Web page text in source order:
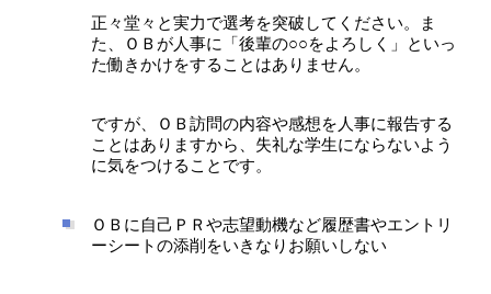
正々堂々と実力で選考を突破してください。ま
た、ＯＢが人事に「後輩の○○をよろしく」といっ
た働きかけをすることはありません。
ですが、ＯＢ訪問の内容や感想を人事に報告する
ことはありますから、失礼な学生にならないよう
に気をつけることです。
ＯＢに自己ＰＲや志望動機など履歴書やエントリ
ーシートの添削をいきなりお願いしない